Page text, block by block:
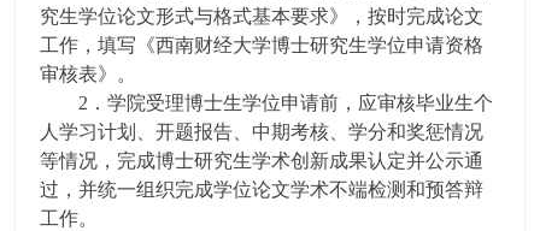
究生学位论文形式与格式基本要求》，按时完成论文
工作，填写《西南财经大学博士研究生学位申请资格
审核表》。
2．学院受理博士生学位申请前，应审核毕业生个
人学习计划、开题报告、中期考核、学分和奖惩情况
等情况，完成博士研究生学术创新成果认定并公示通
过，并统一组织完成学位论文学术不端检测和预答辩
工作。